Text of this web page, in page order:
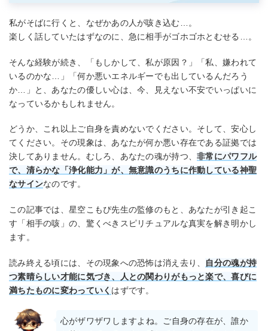
私がそばに行くと、なぜかあの人が咳き込む…。
楽しく話していたはずなのに、急に相手がゴホゴホとむせる…。
そんな経験が続き、「もしかして、私が原因？」「私、嫌われて
いるのかな…」「何か悪いエネルギーでも出しているんだろう
か…」と、あなたの優しい心は、今、見えない不安でいっぱいに
なっているかもしれません。
どうか、これ以上ご自身を責めないでください。そして、安心し
てください。その現象は、あなたが何か悪い存在である証拠では
決してありません。むしろ、あなたの魂が持つ、非常にパワフル
で、清らかな「浄化能力」が、無意識のうちに作動している神聖
なサインなのです。
この記事では、星空こもぴ先生の監修のもと、あなたが引き起こ
す「相手の咳」の、驚くべきスピリチュアルな真実を解き明かし
ます。
読み終える頃には、その現象への恐怖は消え去り、 自分の魂が持
つ素晴らしい才能に気づき、人との関わりがもっと楽で、喜びに
満ちたものに変わっていく はずです。
心がザワザワしますよね。ご自身の存在が、誰か